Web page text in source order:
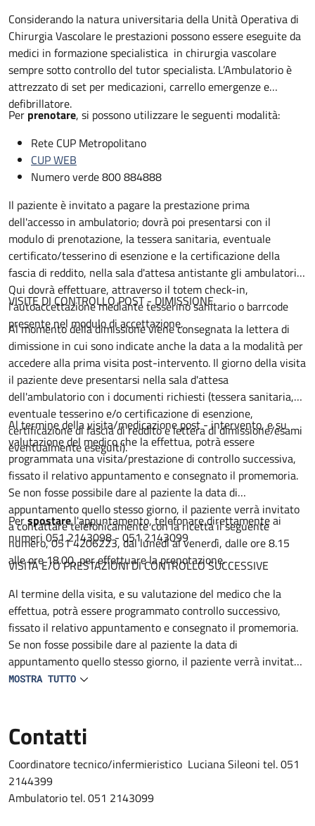
Considerando la natura universitaria della Unità Operativa di
Chirurgia Vascolare le prestazioni possono essere eseguite da
medici in formazione specialistica in chirurgia vascolare
sempre sotto controllo del tutor specialista. L’Ambulatorio è
attrezzato di set per medicazioni, carrello emergenze e
defibrillatore.
Per prenotare, si possono utilizzare le seguenti modalità:
Rete CUP Metropolitano
CUP WEB
Numero verde 800 884888
Il paziente è invitato a pagare la prestazione prima
dell'accesso in ambulatorio; dovrà poi presentarsi con il
modulo di prenotazione, la tessera sanitaria, eventuale
certificato/tesserino di esenzione e la certificazione della
fascia di reddito, nella sala d'attesa antistante gli ambulatori.
Qui dovrà effettuare, attraverso il totem check-in,
l'autoaccettazione mediante tesserino sanitario o barrcode
presente nel modulo di accettazione.
VISITE DI CONTROLLO POST - DIMISSIONE
Al momento della dimissione viene consegnata la lettera di
dimissione in cui sono indicate anche la data a la modalità per
accedere alla prima visita post-intervento. Il giorno della visita
il paziente deve presentarsi nella sala d'attesa
dell'ambulatorio con i documenti richiesti (tessera sanitaria,
eventuale tesserino e/o certificazione di esenzione,
certificazione di fascia di reddito e lettera di dimissione/esami
eventualmente eseguiti).
Al termine della visita/medicazione post - intervento, e su
valutazione del medico che la effettua, potrà essere
programmata una visita/prestazione di controllo successiva,
fissato il relativo appuntamento e consegnato il promemoria.
Se non fosse possibile dare al paziente la data di
appuntamento quello stesso giorno, il paziente verrà invitato
a contattare telefonicamente con la ricetta il seguente
numero, 051 4206223, dal lunedì al venerdì, dalle ore 8.15
alle ore 18.00, per effettuare la prenotazione.
Perspostarel'appuntamento, telefonare direttamente ai
numeri 051 2143098 - 051 2143099
VISITA E/O PRESTAZIONI DI CONTROLLO SUCCESSIVE
Al termine della visita, e su valutazione del medico che la
effettua, potrà essere programmato controllo successivo,
fissato il relativo appuntamento e consegnato il promemoria.
Se non fosse possibile dare al paziente la data di
appuntamento quello stesso giorno, il paziente verrà invitato
a contattare telefonicamente con la ricetta il seguente
MOSTRA TUTTO
Contatti
Coordinatore tecnico/infermieristico Luciana Sileoni tel. 051
2144399
Ambulatorio tel. 051 2143099